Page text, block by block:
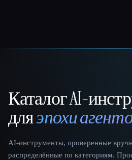
That AI Collection
Каталог AI-
дляэпохи
AI-инструменты, проверенные
распределённые по категориям.